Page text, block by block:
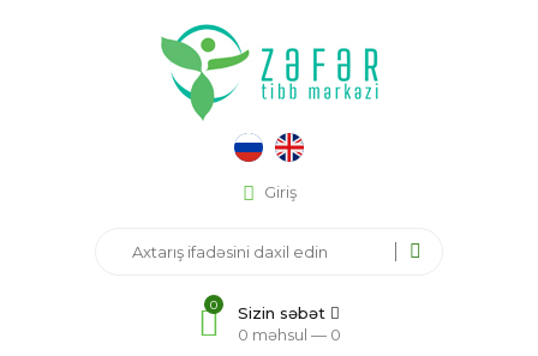
Giriş
0
Sizin səbət
0 məhsul — 0